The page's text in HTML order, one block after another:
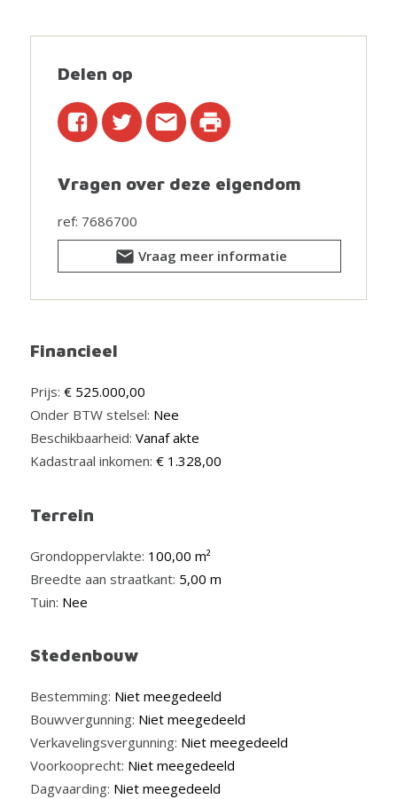
De woning is bovendien uitgerust met een conforme
beglazing vooraan en afgewerkt met oog voor detail.
openbaar vervoer, en met de Ring op een boogscheut,
woon je hier centraal én rustig.
voor het te laat is!
Stedenbouwkundige inlichtingen en bodemattest in
Delen op
Vragen over deze eigendom
ref: 7686700
Vraag meer informatie
Financieel
Prijs: € 525.000,00
Onder BTW stelsel: Nee
Beschikbaarheid: Vanaf akte
Kadastraal inkomen: € 1.328,00
Terrein
Grondoppervlakte: 100,00 m²
Breedte aan straatkant: 5,00 m
Tuin: Nee
Stedenbouw
Bestemming: Niet meegedeeld
Bouwvergunning: Niet meegedeeld
Verkavelingsvergunning: Niet meegedeeld
Voorkooprecht: Niet meegedeeld
Dagvaarding: Niet meegedeeld